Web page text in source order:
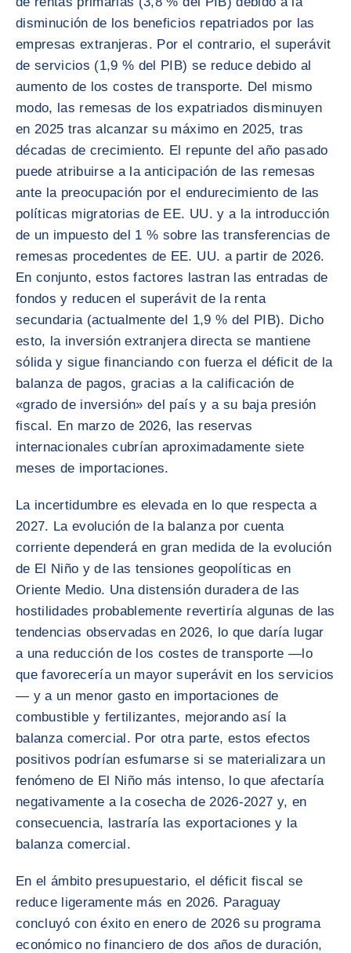
disminución de los beneficios repatriados por las
empresas extranjeras. Por el contrario, el superávit
de servicios (1,9 % del PIB) se reduce debido al
aumento de los costes de transporte. Del mismo
modo, las remesas de los expatriados disminuyen
en 2025 tras alcanzar su máximo en 2025, tras
décadas de crecimiento. El repunte del año pasado
puede atribuirse a la anticipación de las remesas
ante la preocupación por el endurecimiento de las
políticas migratorias de EE. UU. y a la introducción
de un impuesto del 1 % sobre las transferencias de
remesas procedentes de EE. UU. a partir de 2026.
En conjunto, estos factores lastran las entradas de
fondos y reducen el superávit de la renta
secundaria (actualmente del 1,9 % del PIB). Dicho
esto, la inversión extranjera directa se mantiene
sólida y sigue financiando con fuerza el déficit de la
balanza de pagos, gracias a la calificación de
«grado de inversión» del país y a su baja presión
fiscal. En marzo de 2026, las reservas
internacionales cubrían aproximadamente siete
meses de importaciones.
La incertidumbre es elevada en lo que respecta a
2027. La evolución de la balanza por cuenta
corriente dependerá en gran medida de la evolución
de El Niño y de las tensiones geopolíticas en
Oriente Medio. Una distensión duradera de las
hostilidades probablemente revertiría algunas de las
tendencias observadas en 2026, lo que daría lugar
a una reducción de los costes de transporte —lo
que favorecería un mayor superávit en los servicios
— y a un menor gasto en importaciones de
combustible y fertilizantes, mejorando así la
balanza comercial. Por otra parte, estos efectos
positivos podrían esfumarse si se materializara un
fenómeno de El Niño más intenso, lo que afectaría
negativamente a la cosecha de 2026-2027 y, en
consecuencia, lastraría las exportaciones y la
balanza comercial.
En el ámbito presupuestario, el déficit fiscal se
reduce ligeramente más en 2026. Paraguay
concluyó con éxito en enero de 2026 su programa
económico no financiero de dos años de duración,